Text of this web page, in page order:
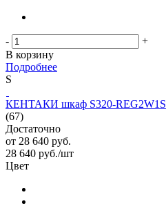
-
+
В корзину
Подробнее
S
КЕНТАКИ шкаф S320-REG2W1S
(67)
Достаточно
от 28 640 руб.
28 640 руб./шт
Цвет